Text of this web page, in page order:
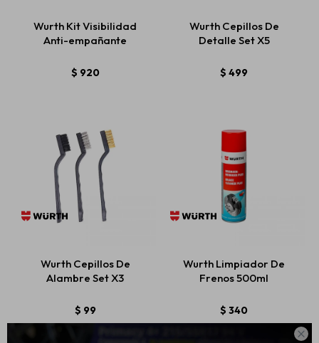

Wurth Kit Visibilidad
Anti-empañante
$ 920
Wurth Cepillos De
Detalle Set X5
$ 499
Wurth Cepillos De
Alambre Set X3
$ 99
Wurth Limpiador De
Frenos 500ml
$ 340